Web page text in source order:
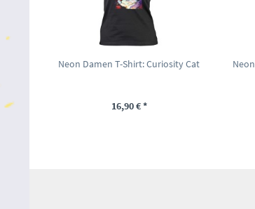
Neon Damen T-Shirt: Curiosity Cat
16,90 € *